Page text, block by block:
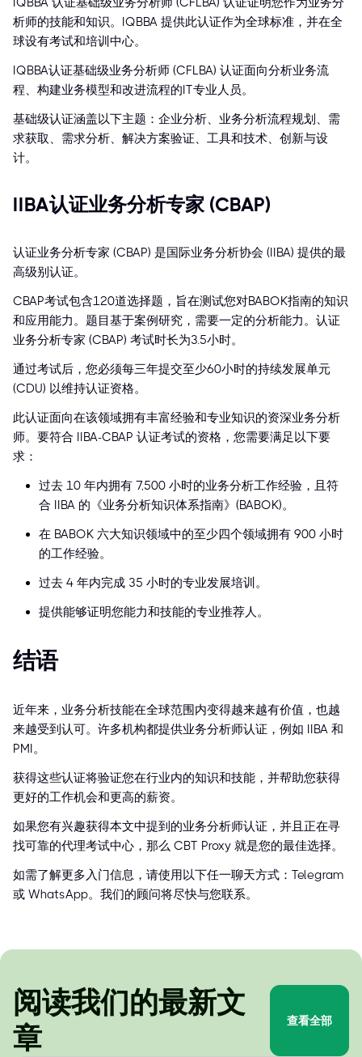
析师的技能和知识。IQBBA 提供此认证作为全球标准，并在全
球设有考试和培训中心。
IQBBA认证基础级业务分析师 (CFLBA) 认证面向分析业务流
程、构建业务模型和改进流程的IT专业人员。
基础级认证涵盖以下主题：企业分析、业务分析流程规划、需
求获取、需求分析、解决方案验证、工具和技术、创新与设
计。
IIBA认证业务分析专家 (CBAP)
认证业务分析专家 (CBAP) 是国际业务分析协会 (IIBA) 提供的最
高级别认证。
CBAP考试包含120道选择题，旨在测试您对BABOK指南的知识
和应用能力。题目基于案例研究，需要一定的分析能力。认证
业务分析专家 (CBAP) 考试时长为3.5小时。
通过考试后，您必须每三年提交至少60小时的持续发展单元
(CDU) 以维持认证资格。
此认证面向在该领域拥有丰富经验和专业知识的资深业务分析
师。要符合 IIBA-CBAP 认证考试的资格，您需要满足以下要
求：
过去 10 年内拥有 7,500 小时的业务分析工作经验，且符
合 IIBA 的《业务分析知识体系指南》(BABOK)。
在 BABOK 六大知识领域中的至少四个领域拥有 900 小时
的工作经验。
过去 4 年内完成 35 小时的专业发展培训。
提供能够证明您能力和技能的专业推荐人。
结语
近年来，业务分析技能在全球范围内变得越来越有价值，也越
来越受到认可。许多机构都提供业务分析师认证，例如 IIBA 和
PMI。
获得这些认证将验证您在行业内的知识和技能，并帮助您获得
更好的工作机会和更高的薪资。
如果您有兴趣获得本文中提到的业务分析师认证，并且正在寻
找可靠的代理考试中心，那么 CBT Proxy 就是您的最佳选择。
如需了解更多入门信息，请使用以下任一聊天方式：Telegram
或 WhatsApp。我们的顾问将尽快与您联系。
阅读我们的最新文
章
查看全部